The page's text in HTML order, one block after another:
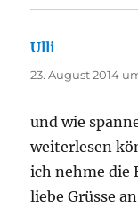
Ulli
23. August 2014
und wie
weiterlesen
ich nehme die
liebe Grüsse